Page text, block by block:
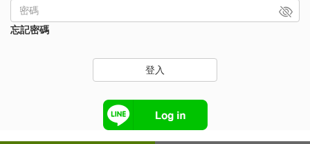
忘記密碼
登入